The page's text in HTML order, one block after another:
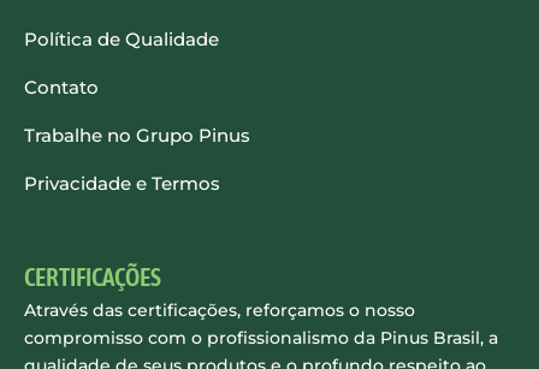
Política de Qualidade
Contato
Trabalhe no Grupo Pinus
Privacidade e Termos
CERTIFICAÇÕES
Através das certificações, reforçamos o nosso
compromisso com o profissionalismo da Pinus Brasil, a